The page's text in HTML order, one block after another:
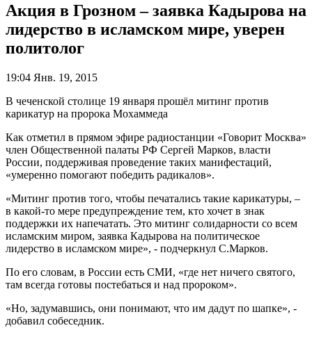
Акция в Грозном – заявка Кадырова на
лидерство в исламском мире, уверен
политолог
19:04 Янв. 19, 2015
В чеченской столице 19 января прошёл митинг против
карикатур на пророка Мохаммеда
Как отметил в прямом эфире радиостанции «Говорит Москва»
член Общественной палаты РФ Сергей Марков, власти
России, поддерживая проведение таких манифестаций,
«умеренно помогают победить радикалов».
«Митинг против того, чтобы печатались такие карикатуры, –
в какой-то мере предупреждение тем, кто хочет в знак
поддержки их напечатать. Это митинг солидарности со всем
исламским миром, заявка Кадырова на политическое
лидерство в исламском мире», - подчеркнул С.Марков.
По его словам, в России есть СМИ, «где нет ничего святого,
там всегда готовы постебаться и над пророком».
«Но, задумавшись, они понимают, что им дадут по шапке», -
добавил собеседник.